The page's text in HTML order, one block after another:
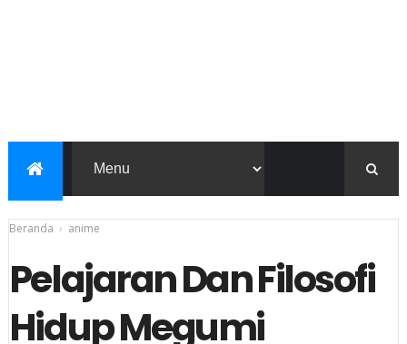
Beranda › anime
Pelajaran Dan Filosofi
Hidup Megumi